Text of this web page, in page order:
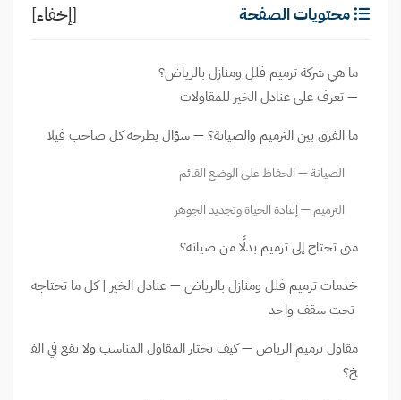
محتويات الصفحة [إخفاء]
ما هي شركة ترميم فلل ومنازل بالرياض؟
— تعرف على عنادل الخير للمقاولات
ما الفرق بين الترميم والصيانة؟ — سؤال يطرحه كل صاحب فيلا
الصيانة — الحفاظ على الوضع القائم
الترميم — إعادة الحياة وتجديد الجوهر
متى تحتاج إلى ترميم بدلًا من صيانة؟
خدمات ترميم فلل ومنازل بالرياض — عنادل الخير | كل ما تحتاجه
تحت سقف واحد
مقاول ترميم الرياض — كيف تختار المقاول المناسب ولا تقع في الف
خ؟